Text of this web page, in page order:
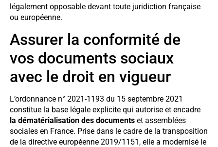
légalement opposable devant toute juridiction française
ou européenne.
Assurer la conformité de
vos documents sociaux
avec le droit en vigueur
L’ordonnance n° 2021-1193 du 15 septembre 2021
constitue la base légale explicite qui autorise et encadre
la dématérialisation des documents et assemblées
sociales en France. Prise dans le cadre de la transposition
de la directive européenne 2019/1151, elle a modernisé le